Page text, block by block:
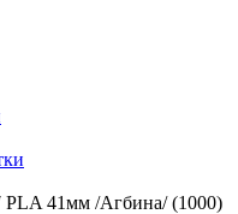
PLA 41мм /Агбина/ (1000)